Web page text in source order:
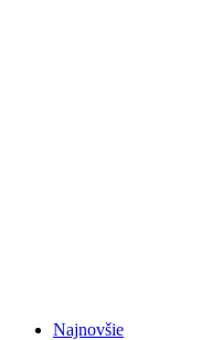
Najnovšie